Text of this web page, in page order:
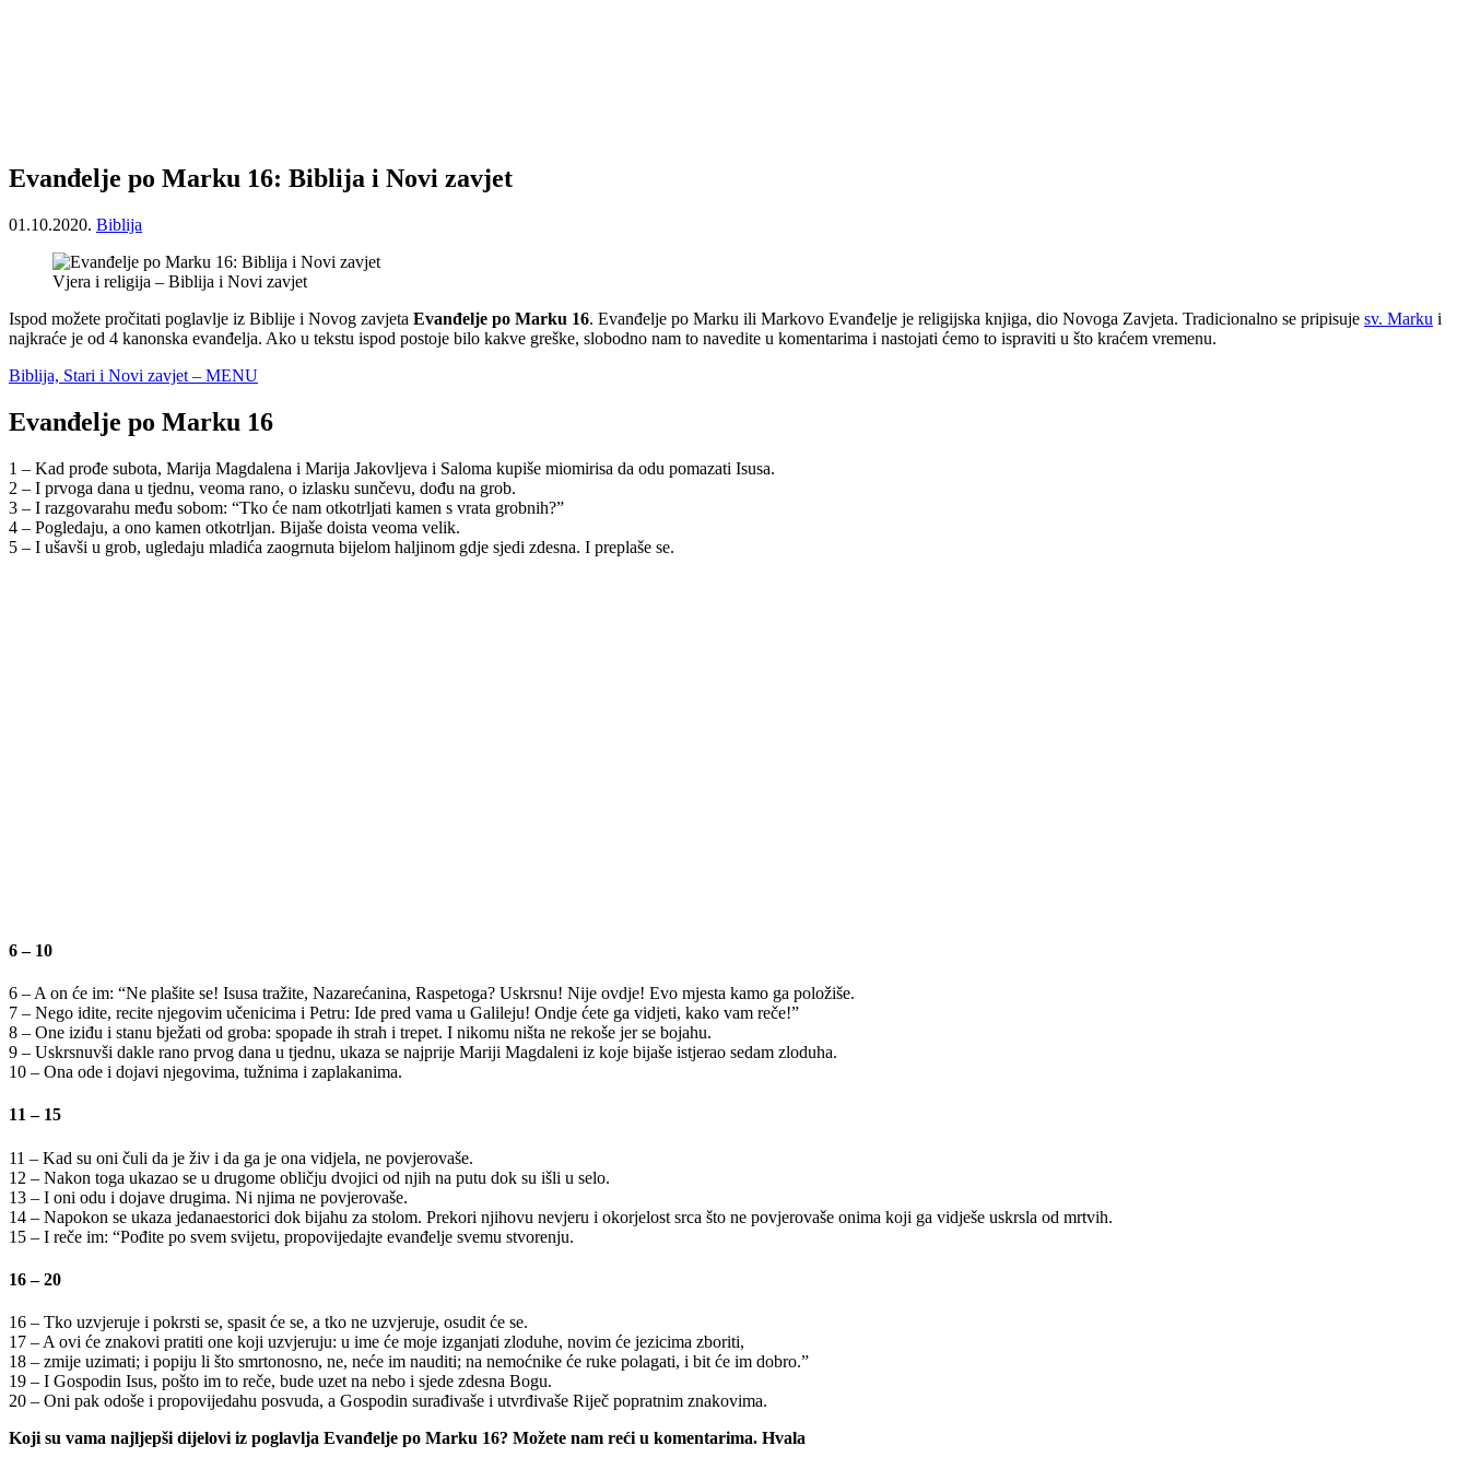
Evanđelje po Marku 16: Biblija i Novi zavjet
01.10.2020. Biblija
Vjera i religija – Biblija i Novi zavjet
Ispod možete pročitati poglavlje iz Biblije i Novog zavjeta Evanđelje po Marku 16. Evanđelje po Marku ili Markovo Evanđelje je religijska knjiga, dio Novoga Zavjeta. Tradicionalno se pripisuje sv. Marku i
najkraće je od 4 kanonska evanđelja. Ako u tekstu ispod postoje bilo kakve greške, slobodno nam to navedite u komentarima i nastojati ćemo to ispraviti u što kraćem vremenu.
Biblija, Stari i Novi zavjet – MENU
Evanđelje po Marku 16
1 – Kad prođe subota, Marija Magdalena i Marija Jakovljeva i Saloma kupiše miomirisa da odu pomazati Isusa.
2 – I prvoga dana u tjednu, veoma rano, o izlasku sunčevu, dođu na grob.
3 – I razgovarahu među sobom: “Tko će nam otkotrljati kamen s vrata grobnih?”
4 – Pogledaju, a ono kamen otkotrljan. Bijaše doista veoma velik.
5 – I ušavši u grob, ugledaju mladića zaogrnuta bijelom haljinom gdje sjedi zdesna. I preplaše se.
6 – 10
6 – A on će im: “Ne plašite se! Isusa tražite, Nazarećanina, Raspetoga? Uskrsnu! Nije ovdje! Evo mjesta kamo ga položiše.
7 – Nego idite, recite njegovim učenicima i Petru: Ide pred vama u Galileju! Ondje ćete ga vidjeti, kako vam reče!”
8 – One iziđu i stanu bježati od groba: spopade ih strah i trepet. I nikomu ništa ne rekoše jer se bojahu.
9 – Uskrsnuvši dakle rano prvog dana u tjednu, ukaza se najprije Mariji Magdaleni iz koje bijaše istjerao sedam zloduha.
10 – Ona ode i dojavi njegovima, tužnima i zaplakanima.
11 – 15
11 – Kad su oni čuli da je živ i da ga je ona vidjela, ne povjerovaše.
12 – Nakon toga ukazao se u drugome obličju dvojici od njih na putu dok su išli u selo.
13 – I oni odu i dojave drugima. Ni njima ne povjerovaše.
14 – Napokon se ukaza jedanaestorici dok bijahu za stolom. Prekori njihovu nevjeru i okorjelost srca što ne povjerovaše onima koji ga vidješe uskrsla od mrtvih.
15 – I reče im: “Pođite po svem svijetu, propovijedajte evanđelje svemu stvorenju.
16 – 20
16 – Tko uzvjeruje i pokrsti se, spasit će se, a tko ne uzvjeruje, osudit će se.
17 – A ovi će znakovi pratiti one koji uzvjeruju: u ime će moje izganjati zloduhe, novim će jezicima zboriti,
18 – zmije uzimati; i popiju li što smrtonosno, ne, neće im nauditi; na nemoćnike će ruke polagati, i bit će im dobro.”
19 – I Gospodin Isus, pošto im to reče, bude uzet na nebo i sjede zdesna Bogu.
20 – Oni pak odoše i propovijedahu posvuda, a Gospodin surađivaše i utvrđivaše Riječ popratnim znakovima.
Koji su vama najljepši dijelovi iz poglavlja Evanđelje po Marku 16? Možete nam reći u komentarima. Hvala